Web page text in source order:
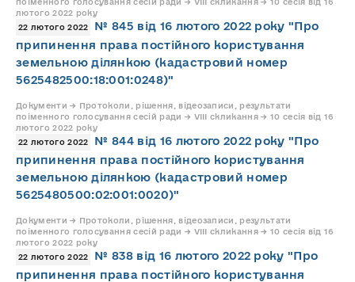
лютого 2022 року
22 лютого 2022
№ 845 від 16 лютого 2022 року "Про
припинення права постійного користування
земельною ділянкою (кадастровий номер
5625482500:18:001:0248)"
Документи → Протоколи, рішення, відеозаписи, результати
поіменного голосування сесій ради → VIII скликання → 10 сесія від 16
лютого 2022 року
22 лютого 2022
№ 844 від 16 лютого 2022 року "Про
припинення права постійного користування
земельною ділянкою (кадастровий номер
5625480500:02:001:0020)"
Документи → Протоколи, рішення, відеозаписи, результати
поіменного голосування сесій ради → VIII скликання → 10 сесія від 16
лютого 2022 року
22 лютого 2022
№ 838 від 16 лютого 2022 року "Про
припинення права постійного користування